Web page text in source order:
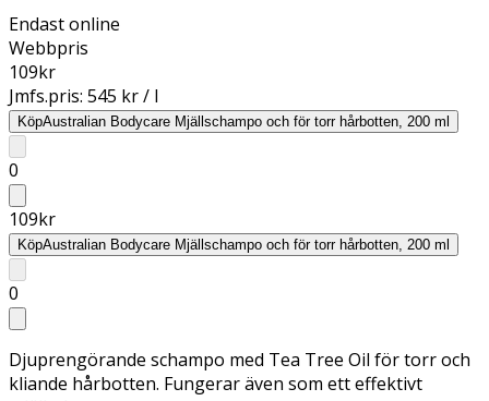
Endast online
Webbpris
109kr
Jmfs.pris: 545 kr / l
KöpAustralian Bodycare Mjällschampo och för torr hårbotten, 200 ml
0
109kr
KöpAustralian Bodycare Mjällschampo och för torr hårbotten, 200 ml
0
Djuprengörande schampo med Tea Tree Oil för torr och
kliande hårbotten. Fungerar även som ett effektivt